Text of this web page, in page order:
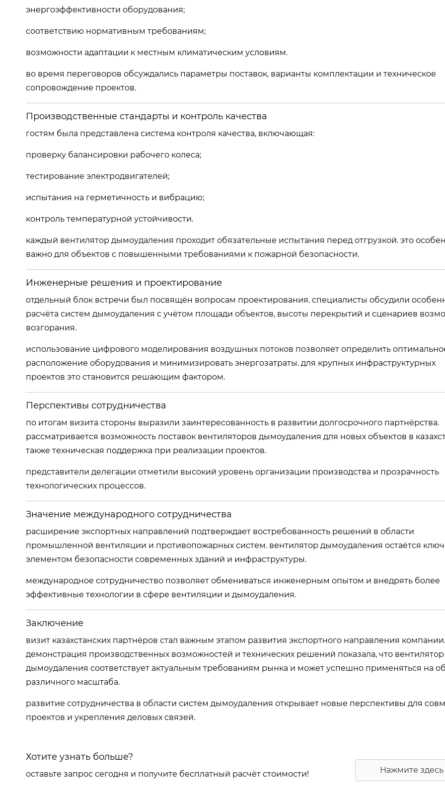
энергоэффективности оборудования;
соответствию нормативным требованиям;
возможности адаптации к местным климатическим условиям.
во время переговоров обсуждались параметры поставок, варианты комплектации и техническое
сопровождение проектов.
Производственные стандарты и контроль качества
гостям была представлена система контроля качества, включающая:
проверку балансировки рабочего колеса;
тестирование электродвигателей;
испытания на герметичность и вибрацию;
контроль температурной устойчивости.
каждый вентилятор дымоудаления проходит обязательные испытания перед отгрузкой. это
важно для объектов с повышенными требованиями к пожарной безопасности.
Инженерные решения и проектирование
отдельный блок встречи был посвящён вопросам проектирования. специалисты обсудили
расчёта систем дымоудаления с учётом площади объектов, высоты перекрытий и сценариев
возгорания.
использование цифрового моделирования воздушных потоков позволяет определить
расположение оборудования и минимизировать энергозатраты. для крупных инфраструктурных
проектов это становится решающим фактором.
Перспективы сотрудничества
по итогам визита стороны выразили заинтересованность в развитии долгосрочного партнёрства.
рассматривается возможность поставок вентиляторов дымоудаления для новых объектов в
также техническая поддержка при реализации проектов.
представители делегации отметили высокий уровень организации производства и прозрачность
технологических процессов.
Значение международного сотрудничества
расширение экспортных направлений подтверждает востребованность решений в области
промышленной вентиляции и противопожарных систем. вентилятор дымоудаления остаётся
элементом безопасности современных зданий и инфраструктуры.
международное сотрудничество позволяет обмениваться инженерным опытом и внедрять более
эффективные технологии в сфере вентиляции и дымоудаления.
Заключение
визит казахстанских партнёров стал важным этапом развития экспортного направления компании.
демонстрация производственных возможностей и технических решений показала, что вентилятор
дымоудаления соответствует актуальным требованиям рынка и может успешно применяться на
различного масштаба.
развитие сотрудничества в области систем дымоудаления открывает новые перспективы для
проектов и укрепления деловых связей.
Хотите узнать больше?
оставьте запрос сегодня и получите бесплатный расчёт стоимости! Нажмите здесь